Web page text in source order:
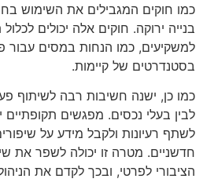
כמו חוקים המגבילים את השימוש
בנייה ירוקה. חוקים אלה יכולים
למשקיעים, כמו הנחות במסים עבור
בסטנדרטים של קיימות.
כמו כן, ישנה חשיבות רבה לשיתוף
לבין בעלי נכסים. מפגשים תקופתיים
לשתף רעיונות ולקבל מידע על
חדשניים. מטרה זו יכולה לשפר את
הציבורי לפרטי, ובכך לקדם את